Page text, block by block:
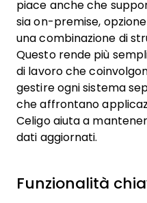
piace anche che
sia on-premise,
una combinazione di
Questo rende più
di lavoro che
gestire ogni sistema
che affrontano
Celigo aiuta a
dati aggiornati.
Funzionalità